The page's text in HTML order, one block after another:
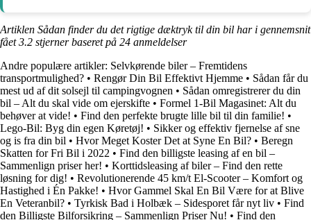
Artiklen Sådan finder du det rigtige dæktryk til din bil har i gennemsnit
fået3.2 stjerner baseret på 24 anmeldelser
Andre populære artikler: Selvkørende biler – Fremtidens
transportmulighed? • Rengør Din Bil Effektivt Hjemme • Sådan får du
mest ud af dit solsejl til campingvognen • Sådan omregistrerer du din
bil – Alt du skal vide om ejerskifte • Formel 1-Bil Magasinet: Alt du
behøver at vide! • Find den perfekte brugte lille bil til din familie! •
Lego-Bil: Byg din egen Køretøj! • Sikker og effektiv fjernelse af sne
og is fra din bil • Hvor Meget Koster Det at Syne En Bil? • Beregn
Skatten for Fri Bil i 2022 • Find den billigste leasing af en bil –
Sammenlign priser her! • Korttidsleasing af biler – Find den rette
løsning for dig! • Revolutionerende 45 km/t El-Scooter – Komfort og
Hastighed i Én Pakke! • Hvor Gammel Skal En Bil Være for at Blive
En Veteranbil? • Tyrkisk Bad i Holbæk – Sidesporet får nyt liv • Find
den Billigste Bilforsikring – Sammenlign Priser Nu! • Find den